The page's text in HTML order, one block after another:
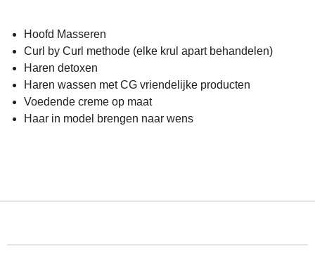
Hoofd Masseren
Curl by Curl methode (elke krul apart behandelen)
Haren detoxen
Haren wassen met CG vriendelijke producten
Voedende creme op maat
Haar in model brengen naar wens